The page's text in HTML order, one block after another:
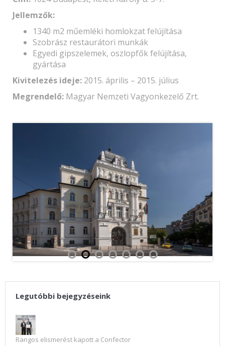
Jellemzők:
1340 m2 műemléki homlokzat felújítása
Szobrász restaurátori munkák
Egyedi gipszelemek, oszlopfők felújítása,
gyártása
Kivitelezés ideje: 2015. április – 2015. július
Megrendelő: Magyar Nemzeti Vagyonkezelő Zrt.
Legutóbbi bejegyzéseink
Rangos elismerést kapott a Confector